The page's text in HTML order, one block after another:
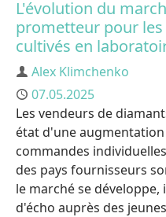
L'évolution du
prometteur pour
cultivés en
Auteur
Alex Klimchenko
Publié
07.05.2025
Les vendeurs de
état d'une augmentation
commandes
des pays fournisseurs
le marché se
d'écho auprès des